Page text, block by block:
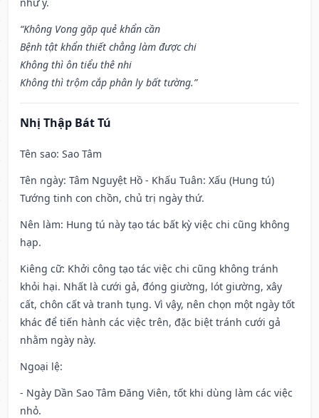
“Không Vong gặp quẻ khẩn cần
Bệnh tật khẩn thiết chẳng làm được chi
Không thì ôn tiểu thê nhi
Không thì trộm cắp phân ly bất tường.”
Nhị Thập Bát Tú
Tên sao: Sao Tâm
Tên ngày: Tâm Nguyệt Hồ - Khấu Tuân: Xấu (Hung tú)
Tướng tinh con chồn, chủ trị ngày thứ.
Nên làm: Hung tú này tạo tác bất kỳ việc chi cũng không
hạp.
Kiêng cữ: Khởi công tạo tác việc chi cũng không tránh
khỏi hại. Nhất là cưới gả, đóng giường, lót giường, xây
cất, chôn cất và tranh tụng. Vì vậy, nên chọn một ngày tốt
khác để tiến hành các việc trên, đặc biệt tránh cưới gả
nhằm ngày này.
Ngoại lệ:
- Ngày Dần Sao Tâm Đăng Viên, tốt khi dùng làm các việc
nhỏ.